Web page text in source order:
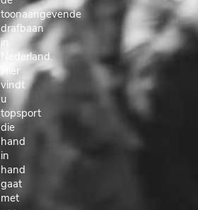
toonaangevende
drafbaan
in
Nederland.
Hier
vindt
u
topsport
die
hand
in
hand
gaat
met